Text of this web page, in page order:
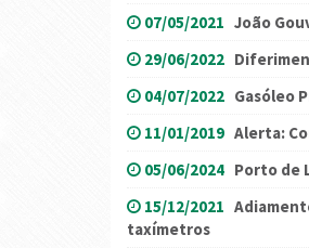
07/05/2021 João
29/06/2022
04/07/2022 Gasóleo
11/01/2019 Alerta:
05/06/2024 Porto de
15/12/2021
taxímetros